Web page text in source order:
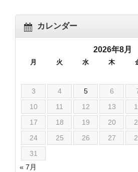
カレンダー
2026年8月
月 火 水 木
3
4 5 6
10
11 12 13
17
18 19 20
24
25 26 27
31
« 7月